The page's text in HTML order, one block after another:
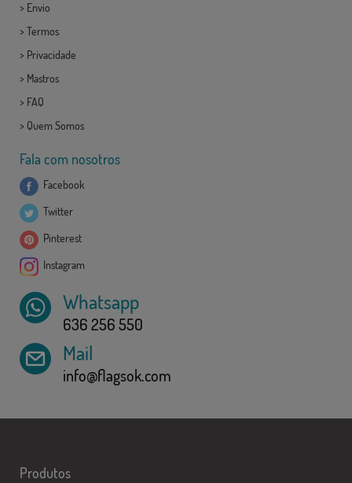
> Envio
> Termos
> Privacidade
> Mastros
> FAQ
> Quem Somos
Fala com nosotros
Facebook
Twitter
Pinterest
Instagram
Whatsapp
636 256 550
Mail
info@flagsok.com
Produtos